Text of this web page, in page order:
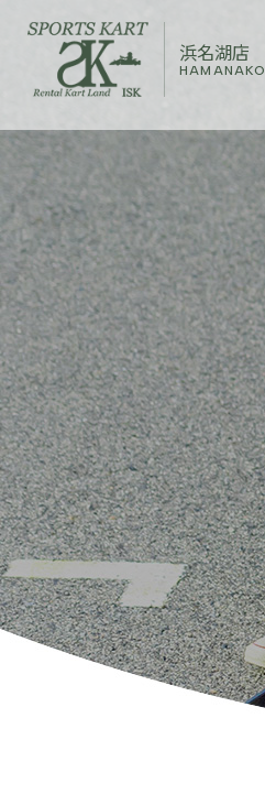
浜名湖店
HAMANAKO